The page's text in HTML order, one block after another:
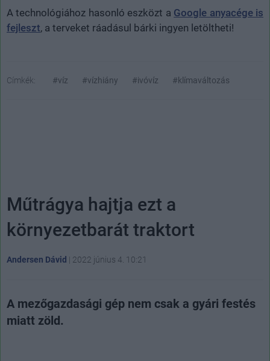
A technológiához hasonló eszközt a Google anyacége is
fejleszt, a terveket ráadásul bárki ingyen letöltheti!
Címkék: #víz #vízhiány #ivóvíz #klímaváltozás
Műtrágya hajtja ezt a
környezetbarát traktort
Andersen Dávid | 2022 június 4. 10:21
A mezőgazdasági gép nem csak a gyári festés
miatt zöld.